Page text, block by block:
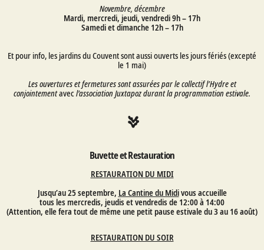
Novembre, décembre
Mardi, mercredi, jeudi, vendredi 9h – 17h
Samedi et dimanche 12h – 17h
Et pour info, les jardins du Couvent sont aussi ouverts les jours fériés (excepté
le 1 mai)
Les ouvertures et fermetures sont assurées par le collectif l’Hydre et
conjointementavec l’association Juxtapoz durant la programmation estivale.
Buvette et Restauration
RESTAURATION DU MIDI
Jusqu’au 25 septembre, La Cantine du Midivous accueille
tous les mercredis, jeudis et vendredis de 12:00 à 14:00
(Attention, elle fera tout de même une petit pause estivale du 3 au 16 août)
RESTAURATION DU SOIR